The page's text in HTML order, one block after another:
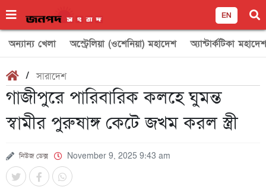
EN
অন্যান্য খেলা অস্ট্রেলিয়া (ওশেনিয়া) মহাদেশ অ্যান্টার্কটিকা মহাদেশ
/সারাদেশ
গাজীপুরে পারিবারিক কলহে ঘুমন্ত
স্বামীর পুরুষাঙ্গ কেটে জখম করল স্ত্রী
নিউজ ডেক্স November 9, 2025 9:43 am